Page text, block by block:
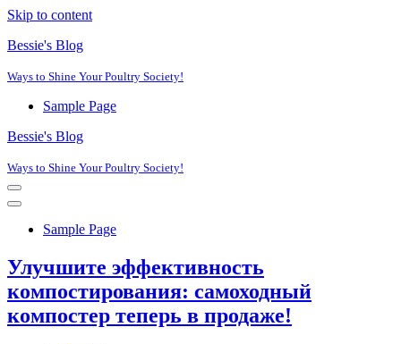
Skip to content
Bessie's Blog
Ways to Shine Your Poultry Society!
Sample Page
Bessie's Blog
Ways to Shine Your Poultry Society!
Navigation
Menu
Navigation
Sample Page
Улучшите эффективность
компостирования: самоходный
компостер теперь в продаже!